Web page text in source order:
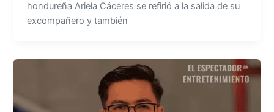
hondureña Ariela Cáceres se refirió a la salida de su
excompañero y también